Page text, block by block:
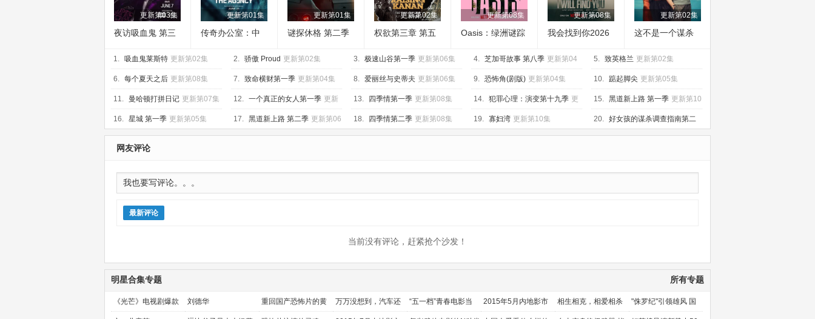
更新第03集
夜访吸血鬼 第三
更新第01集
传奇办公室：中
更新第01集
谜探休格 第二季
更新第02集
权欲第三章 第五
更新第08集
Oasis：绿洲谜踪
更新第08集
我会找到你2026
更新第02集
这不是一个谋杀
1. 吸血鬼莱斯特 更新第02集 2. 骄傲 Proud 更新第02集 3. 极速山谷第一季 更新第06集 4. 芝加哥故事 第八季 更新第04
集
5. 致英格兰 更新第02集
6. 每个夏天之后 更新第08集 7. 致命横财第一季 更新第04集 8. 爱丽丝与史蒂夫 更新第06集 9. 恐怖角(剧版) 更新第04集 10. 踮起脚尖 更新第05集
11. 曼哈顿打拼日记 更新第07集 12. 一个真正的女人第一季 更新
第04集
13. 四季情第一季 更新第08集 14. 犯罪心理：演变第十九季 更
新第05集
15. 黑道新上路 第一季 更新第10
集
16. 星城 第一季 更新第05集 17. 黑道新上路 第二季 更新第06
集
18. 四季情第二季 更新第08集 19. 寡妇湾 更新第10集 20. 好女孩的谋杀调查指南第二
季 更新第06集
网友评论
最新评论
当前没有评论，赶紧抢个沙发！
所有专题
明星合集专题
《光芒》电视剧爆款 刘德华 重回国产恐怖片的黄 万万没想到，汽车还 “五一档”青春电影当 2015年5月内地影市 相生相克，相爱相杀 "侏罗纪"引领雄风 国